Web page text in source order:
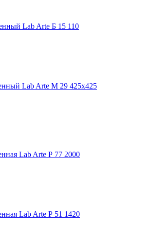
Lab Arte Б 15 110
Lab Arte М 29 425х425
Lab Arte Р 77 2000
Lab Arte Р 51 1420